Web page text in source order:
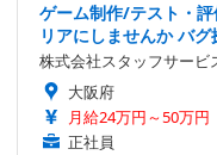
ゲーム制作/テスト・
リアにしませんか バグ
株式会社スタッフサービ
大阪府
月給24万円～50万円
正社員